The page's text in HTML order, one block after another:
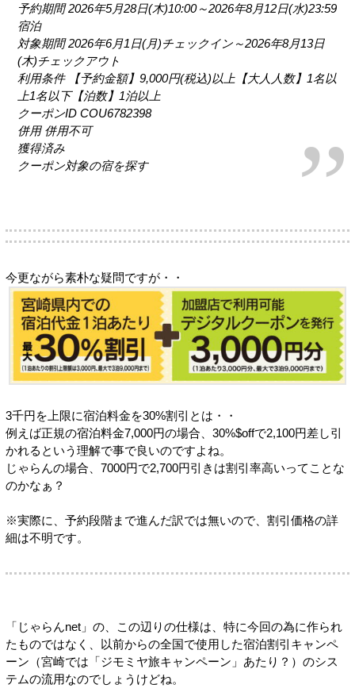
予約期間 2026年5月28日(木)10:00～2026年8月12日(水)23:59
宿泊
対象期間 2026年6月1日(月)チェックイン～2026年8月13日
(木)チェックアウト
利用条件 【予約金額】9,000円(税込)以上【大人人数】1名以
上1名以下【泊数】1泊以上
クーポンID COU6782398
併用 併用不可
獲得済み
クーポン対象の宿を探す
今更ながら素朴な疑問ですが・・
3千円を上限に宿泊料金を30%割引とは・・
例えば正規の宿泊料金7,000円の場合、30%$offで2,100円差し引
かれるという理解で事で良いのですよね。
じゃらんの場合、7000円で2,700円引きは割引率高いってことな
のかなぁ？
※実際に、予約段階まで進んだ訳では無いので、割引価格の詳
細は不明です。
「じゃらんnet」の、この辺りの仕様は、特に今回の為に作られ
たものではなく、以前からの全国で使用した宿泊割引キャンペ
ーン（宮崎では「ジモミヤ旅キャンペーン」あたり？）のシス
テムの流用なのでしょうけどね。